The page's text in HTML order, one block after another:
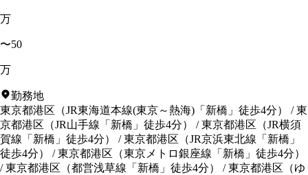
万
〜50
万
勤務地
東京都港区
（JR東海道本線(東京～熱海)「新橋」徒歩4分） /東
京都港区
（JR山手線「新橋」徒歩4分） /東京都港区 （JR横須
賀線「新橋」徒歩4分） /東京都港区 （JR京浜東北線「新橋」
徒歩4分） /東京都港区 （東京メトロ銀座線「新橋」徒歩4分）
/東京都港区 （都営浅草線「新橋」徒歩4分） /東京都港区 （ゆ